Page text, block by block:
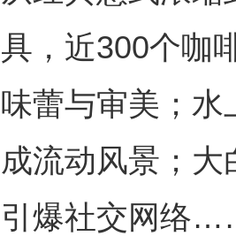
，近300个咖
蕾与审美；
流动风景；
爆社交网络